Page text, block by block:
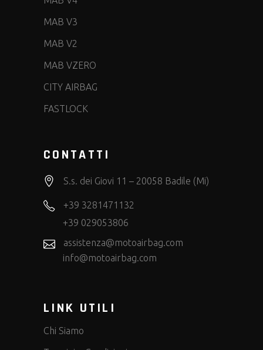
MAB V3
MAB V2
MAB VZERO
CITY AIRBAG
FASTLOCK
CONTATTI
S.s. dei Giovi 11 – 20058 Badile (Mi)
+39 3281471132
+39 029053806
assistenza@motoairbag.com
info@motoairbag.com
LINK UTILI
Chi Siamo